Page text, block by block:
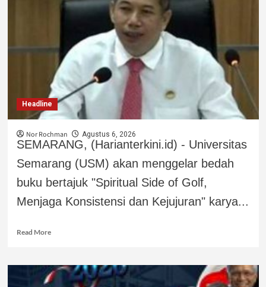
Headline
Nor Rochman Agustus 6, 2026
SEMARANG, (Harianterkini.id) - Universitas
Semarang (USM) akan menggelar bedah
buku bertajuk "Spiritual Side of Golf,
Menjaga Konsistensi dan Kejujuran" karya...
Read More